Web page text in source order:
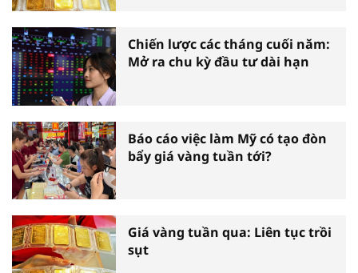
Chiến lược các tháng cuối năm:
Mở ra chu kỳ đầu tư dài hạn
Báo cáo việc làm Mỹ có tạo đòn
bẩy giá vàng tuần tới?
Giá vàng tuần qua: Liên tục trồi
sụt